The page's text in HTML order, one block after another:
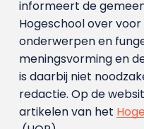
informeert de
Hogeschool over
onderwerpen en
meningsvorming en
is daarbij niet
redactie. Op de
artikelen van het